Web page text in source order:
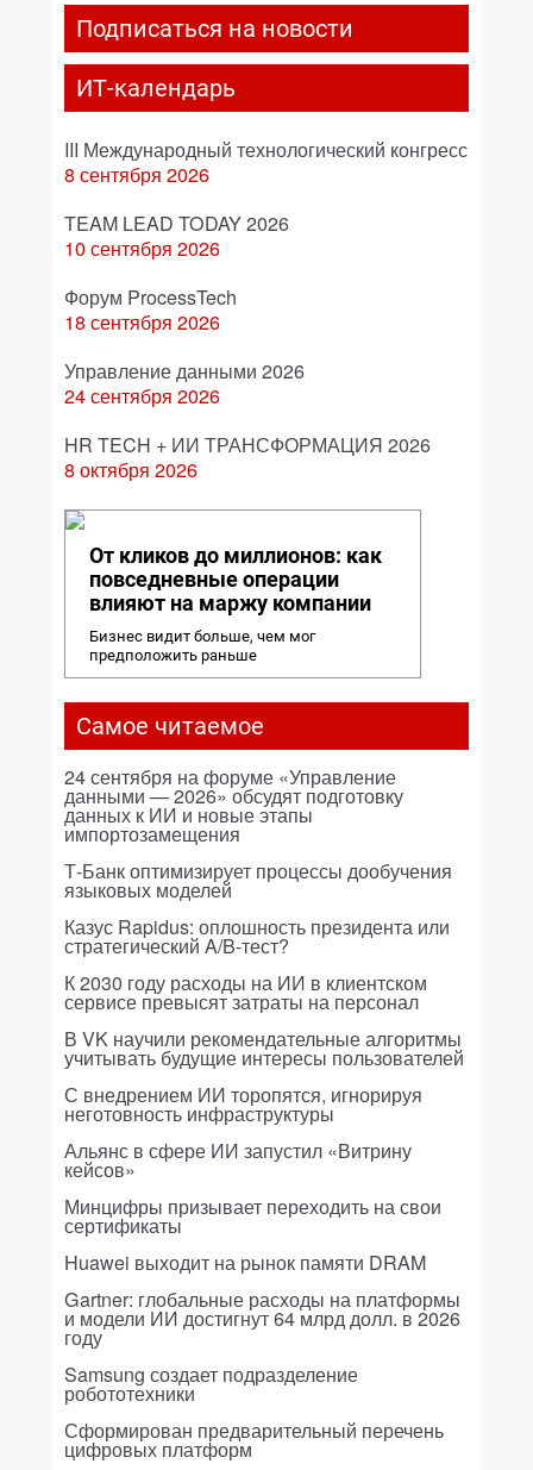
Подписаться на новости
ИТ-календарь
III Международный технологический конгресс
8 сентября 2026
TEAM LEAD TODAY 2026
10 сентября 2026
Форум ProcessTech
18 сентября 2026
Управление данными 2026
24 сентября 2026
HR TECH + ИИ ТРАНСФОРМАЦИЯ 2026
8 октября 2026
От кликов до миллионов: как
повседневные операции
влияют на маржу компании
Бизнес видит больше, чем мог
предположить раньше
Самое читаемое
24 сентября на форуме «Управление
данными — 2026» обсудят подготовку
данных к ИИ и новые этапы
импортозамещения
Т-Банк оптимизирует процессы дообучения
языковых моделей
Казус Rapidus: оплошность президента или
стратегический A/B-тест?
К 2030 году расходы на ИИ в клиентском
сервисе превысят затраты на персонал
В VK научили рекомендательные алгоритмы
учитывать будущие интересы пользователей
С внедрением ИИ торопятся, игнорируя
неготовность инфраструктуры
Альянс в сфере ИИ запустил «Витрину
кейсов»
Минцифры призывает переходить на свои
сертификаты
Huawei выходит на рынок памяти DRAM
Gartner: глобальные расходы на платформы
и модели ИИ достигнут 64 млрд долл. в 2026
году
Samsung создает подразделение
робототехники
Сформирован предварительный перечень
цифровых платформ